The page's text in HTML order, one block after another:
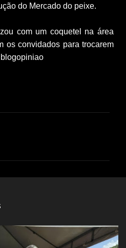
do Mercado do peixe.
com um coquetel na área
os convidados para trocarem